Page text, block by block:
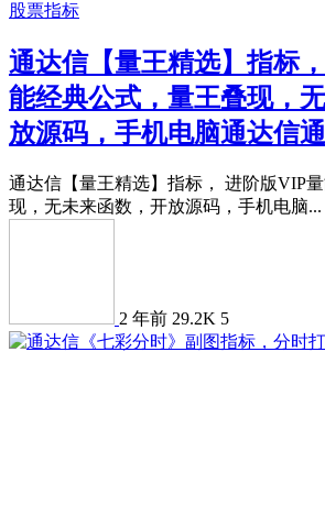
股票指标
通达信【量王精选】指标
能经典公式，量王叠现，
放源码，手机电脑通达信
通达信【量王精选】指标， 进阶版VIP
现，无未来函数，开放源码，手机电脑...
2 年前 29.2K 5